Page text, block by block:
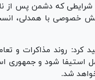
که دشمن پس از
خصوصی با همدلی،
کرد: روند مذاکرات و
استیفا شود و جمهوری
شد.